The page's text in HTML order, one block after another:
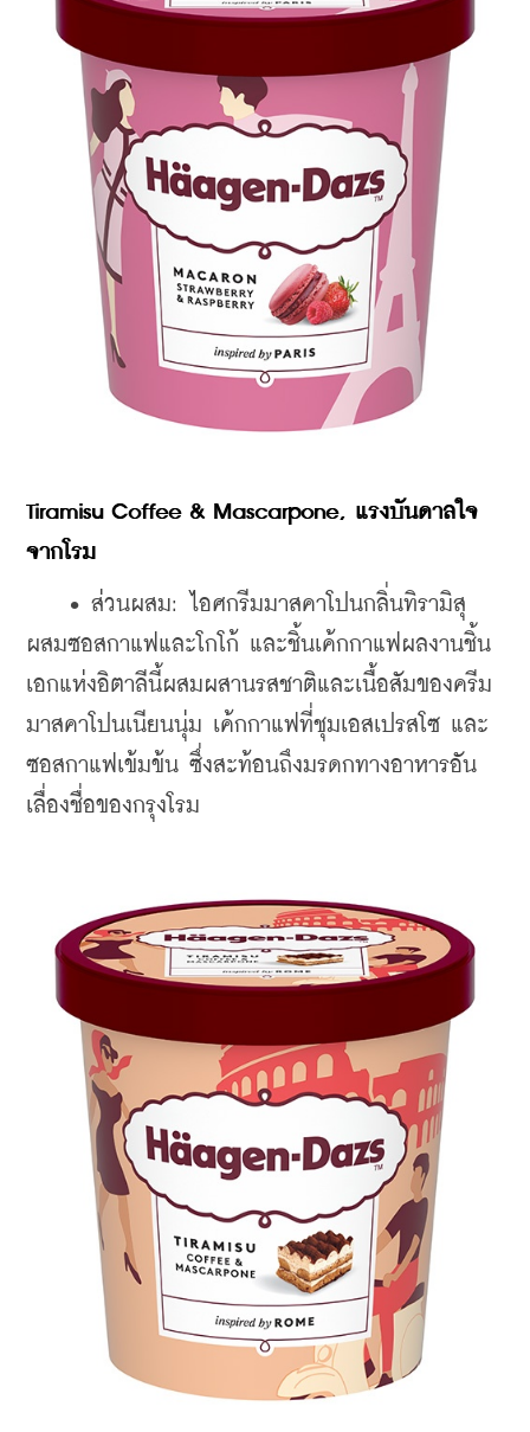
Tiramisu Coffee & Mascarpone, แรงบันดาลใจ
จากโรม
• ส่วนผสม: ไอศกรีมมาสคาโปนกลิ่นทิรามิสุ
ผสมซอสกาแฟและโกโก้ และชิ้นเค้กกาแฟผลงานชิ้น
เอกแห่งอิตาลีนี้ผสมผสานรสชาติและเนื้อสัมของครีม
มาสคาโปนเนียนนุ่ม เค้กกาแฟที่ชุมเอสเปรสโซ และ
ซอสกาแฟเข้มข้น ซึ่งสะท้อนถึงมรดกทางอาหารอัน
เลื่องชื่อของกรุงโรม